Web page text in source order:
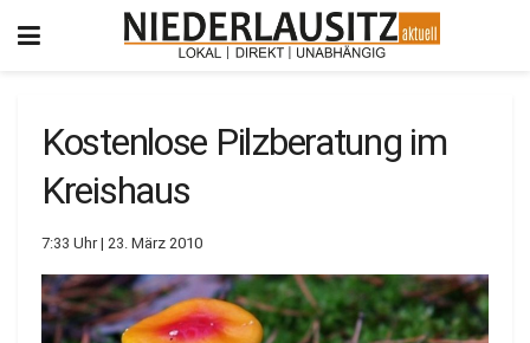
Kostenlose Pilzberatung im
Kreishaus
7:33 Uhr | 23. März 2010